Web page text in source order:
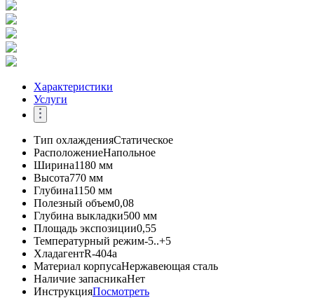
Характеристики
Услуги
Тип охлажденияСтатическое
РасположениеНапольное
Ширина1180 мм
Высота770 мм
Глубина1150 мм
Полезный объем0,08
Глубина выкладки500 мм
Площадь экспозиции0,55
Температурный режим-5..+5
ХладагентR-404a
Материал корпусаНержавеющая сталь
Наличие запасникаНет
ИнструкцияПосмотреть